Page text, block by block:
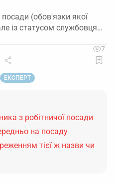
(обов'язки якої
із статусом службовця…
7
ЕКСПЕРТ
з робітничої посади
на посаду
тієї ж назви чи